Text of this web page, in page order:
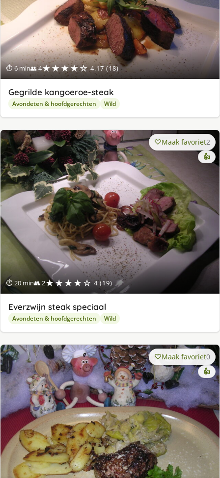
⏱ 6 min👥 4★★★★☆ 4.17 (18)
Gegrilde kangoeroe-steak
Avondeten & hoofdgerechten Wild
⏱ 20 min👥 2★★★★☆ 4 (19)
Maak favoriet2
👍
Everzwijn steak speciaal
Avondeten & hoofdgerechten Wild
Maak favoriet0
👍